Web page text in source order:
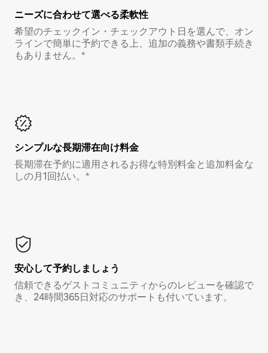
ニーズに合わせて選べる柔軟性
希望のチェックイン・チェックアウト日を選んで、オン
ラインで簡単に予約できる上、追加の義務や書類手続き
もありません。*
シンプルな長期滞在向け料金
長期滞在予約に適用されるお得な特別料金と追加料金な
しの月1回払い。*
安心して予約しましょう
信頼できるゲストコミュニティからのレビューを確認で
き、24時間365日対応のサポートも付いています。